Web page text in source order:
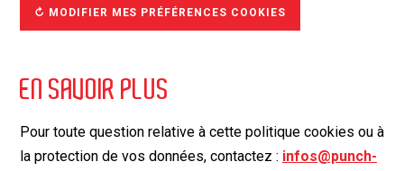
↻ MODIFIER MES PRÉFÉRENCES COOKIES
EN SAVOIR PLUS
Pour toute question relative à cette politique cookies ou à
la protection de vos données, contactez : infos@punch-